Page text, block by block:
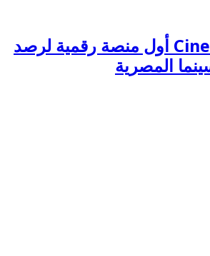
Cinema Track أول منصة رقمية لرصد
المصرية